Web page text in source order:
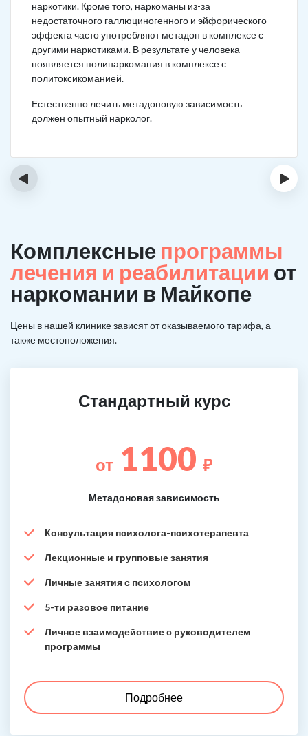
наркотики. Кроме того, наркоманы из-за
недостаточного галлюциногенного и эйфорического
эффекта часто употребляют метадон в комплексе с
другими наркотиками. В результате у человека
появляется полинаркомания в комплексе с
политоксикоманией.
Естественно лечить метадоновую зависимость
должен опытный нарколог.
‹ ›
Комплексные программы
лечения и реабилитации от
наркомании в Майкопе
Цены в нашей клинике зависят от оказываемого тарифа, а
также местоположения.
Стандартный курс
от 1100 ₽
Метадоновая зависимость
Консультация психолога-психотерапевта
Лекционные и групповые занятия
Личные занятия с психологом
5-ти разовое питание
Личное взаимодействие с руководителем
программы
Подробнее